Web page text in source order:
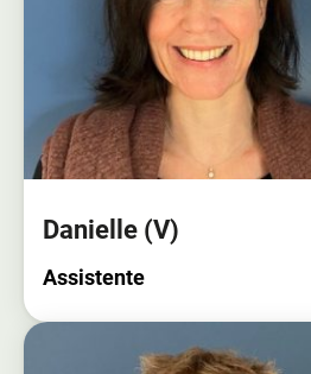
Danielle (V)
Assistente